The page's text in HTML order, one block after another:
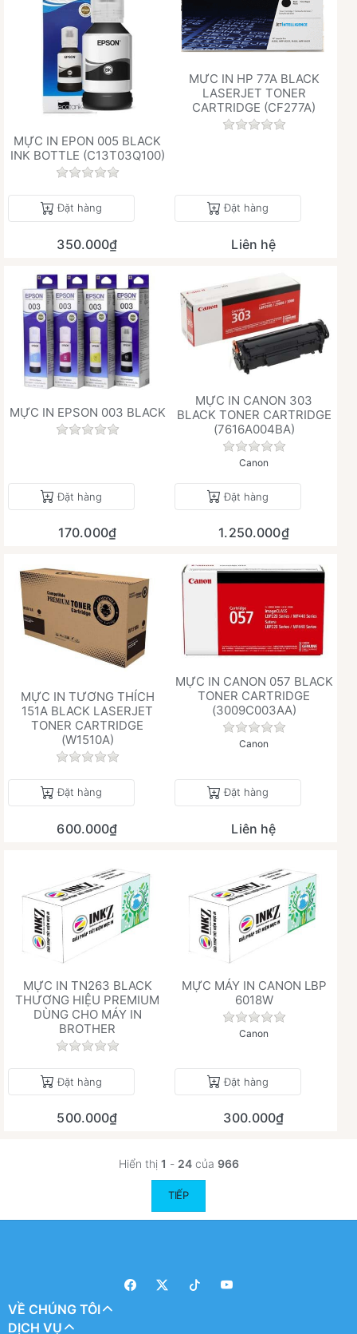
MỰC IN EPON 005 BLACK
INK BOTTLE (C13T03Q100)
Chưa có đánh giá nào cho sản phẩm này.
Đặt hàng
350.000₫
MƯC IN HP 77A BLACK
LASERJET TONER
CARTRIDGE (CF277A)
Chưa có đánh giá
Đặt hàng
Liên hệ
MỰC IN EPSON 003 BLACK
Chưa có đánh giá nào cho sản phẩm này.
Đặt hàng
170.000₫
MỰC IN CANON 303
BLACK TONER CARTRIDGE
(7616A004BA)
Chưa có đánh giá
Canon
Đặt hàng
1.250.000₫
MỰC IN TƯƠNG THÍCH
151A BLACK LASERJET
TONER CARTRIDGE
(W1510A)
Chưa có đánh giá nào cho sản phẩm này.
Đặt hàng
600.000₫
MỰC IN CANON 057 BLACK
TONER CARTRIDGE
(3009C003AA)
Chưa có đánh giá
Canon
Đặt hàng
Liên hệ
MỰC IN TN263 BLACK
THƯƠNG HIỆU PREMIUM
DÙNG CHO MÁY IN
BROTHER
Chưa có đánh giá nào cho sản phẩm này.
Đặt hàng
500.000₫
MỰC MÁY IN CANON LBP
6018W
Chưa có đánh giá
Canon
Đặt hàng
300.000₫
Hiển thị 1 - 24của 966
TIẾP
VỀ CHÚNG TÔI
DỊCH VỤ